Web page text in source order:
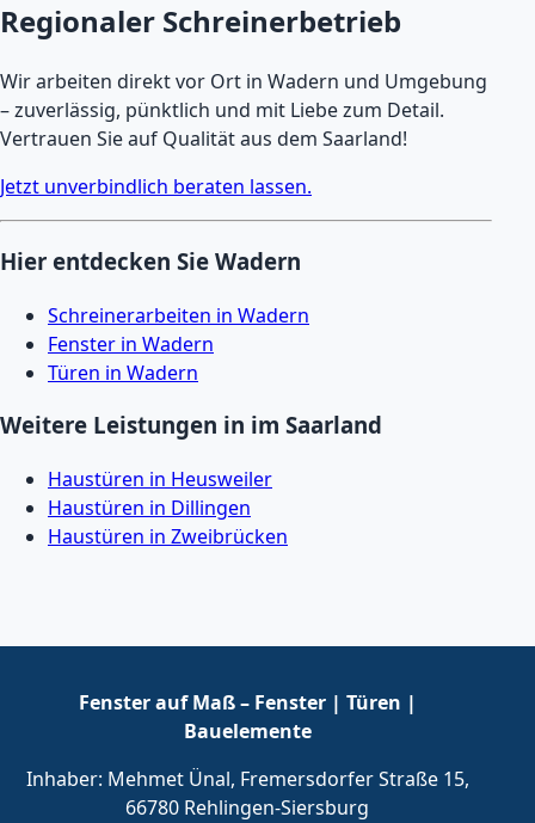
Regionaler Schreinerbetrieb
Wir arbeiten direkt vor Ort in Wadern und Umgebung
– zuverlässig, pünktlich und mit Liebe zum Detail.
Vertrauen Sie auf Qualität aus dem Saarland!
Jetzt unverbindlich beraten lassen.
Hier entdecken Sie Wadern
Schreinerarbeiten in Wadern
Fenster in Wadern
Türen in Wadern
Weitere Leistungen in im Saarland
Haustüren in Heusweiler
Haustüren in Dillingen
Haustüren in Zweibrücken
Fenster auf Maß – Fenster | Türen |
Bauelemente
Inhaber: Mehmet Ünal, Fremersdorfer Straße 15,
66780 Rehlingen-Siersburg